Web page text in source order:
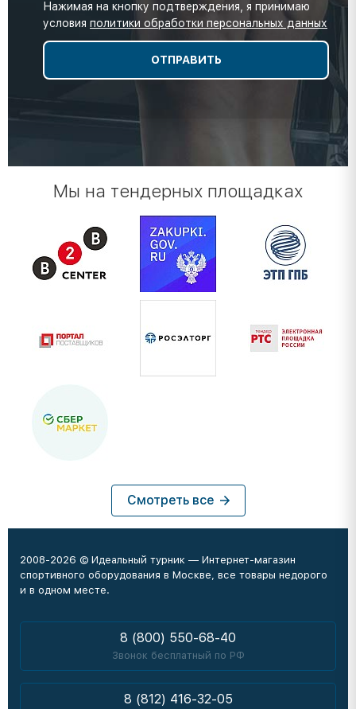
Нажимая на кнопку подтверждения, я принимаю
условия политики обработки персональных данных
Мы на тендерных площадках
Смотреть все
2008-2026 © Идеальный турник — Интернет-магазин
спортивного оборудования в Москве, все товары недорого
и в одном месте.
8 (800) 550-68-40
Звонок бесплатный по РФ
8 (812) 416-32-05